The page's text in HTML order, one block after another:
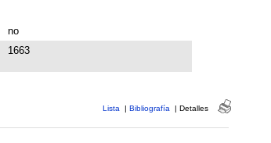
no
1663
Lista | Bibliografía | Detalles